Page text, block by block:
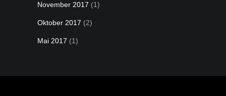
November 2017 (1)
Oktober 2017 (2)
Mai 2017 (1)